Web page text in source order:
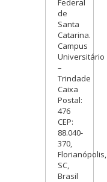
Federal
de
Santa
Catarina.
Campus
Universitário
–
Trindade
Caixa
Postal:
476
CEP:
88.040-
370,
Florianópolis,
SC,
Brasil